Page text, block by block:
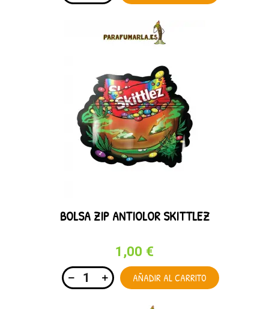
BOLSA ZIP ANTIOLOR SKITTLEZ
1,00 €
AÑADIR AL CARRITO